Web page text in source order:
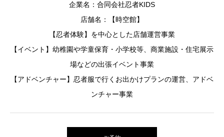
企業名：合同会社忍者KIDS
店舗名：【時空館】
【忍者体験】を中心とした店舗運営事業
【イベント】幼稚園や学童保育・小学校等、商業施設・住宅展示
場などの出張イベント事業
【アドベンチャー】忍者服で行くお出かけプランの運営、アドベ
ンチャー事業